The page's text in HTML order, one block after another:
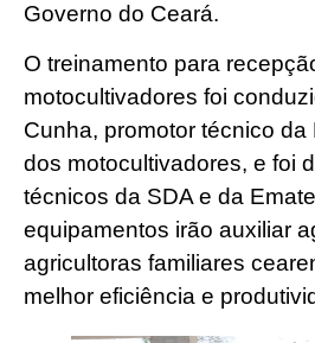
Governo do Ceará.
O treinamento para
motocultivadores foi
Cunha, promotor técnico da
dos motocultivadores, e foi
técnicos da SDA e da
equipamentos irão auxiliar
agricultoras familiares
melhor eficiência e